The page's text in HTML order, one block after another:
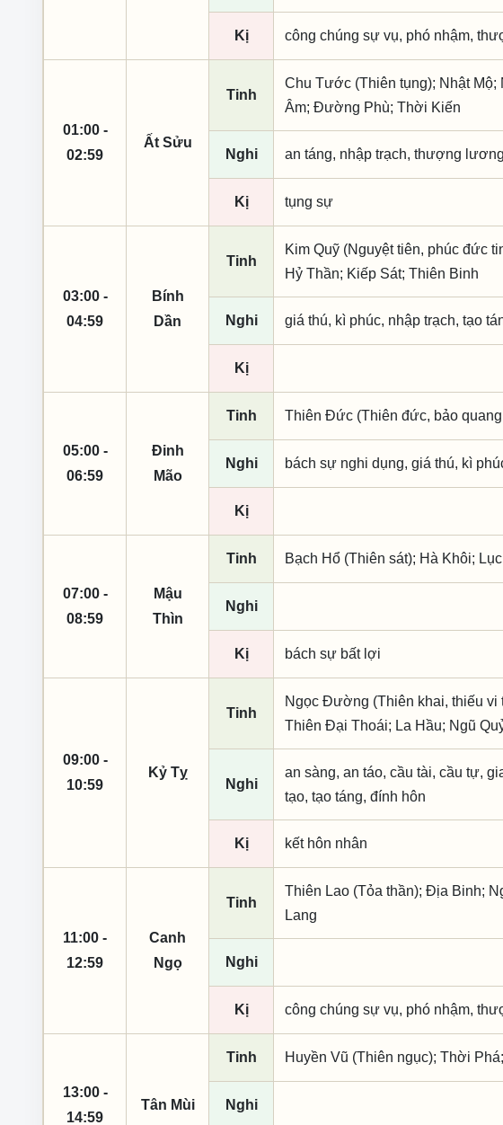
Kị công chúng sự vụ, phó nhậm,
01:00 -
02:59
Ất Sửu
Tinh
Chu Tước (Thiên tụng); Nhật Mộ;
Âm; Đường Phù; Thời Kiến
Nghi an táng, nhập trạch, thượng
Kị tụng sự
03:00 -
04:59
Bính
Dần
Tinh
Kim Quỹ (Nguyệt tiên, phúc đức
Hỷ Thần; Kiếp Sát; Thiên Binh
Nghi giá thú, kì phúc, nhập trạch, tạo
Kị
05:00 -
06:59
Đinh
Mão
Tinh Thiên Đức (Thiên đức, bảo
Nghi bách sự nghi dụng, giá thú, kì
Kị
07:00 -
08:59
Mậu
Thìn
Tinh Bạch Hổ (Thiên sát); Hà Khôi;
Nghi
Kị bách sự bất lợi
09:00 -
10:59
Kỷ Tỵ
Tinh
Ngọc Đường (Thiên khai, thiếu
Thiên Đại Thoái; La Hầu; Ngũ
Nghi
an sàng, an táo, cầu tài, cầu tự,
tạo, tạo táng, đính hôn
Kị kết hôn nhân
11:00 -
12:59
Canh
Ngọ
Tinh
Thiên Lao (Tỏa thần); Địa Binh;
Lang
Nghi
Kị công chúng sự vụ, phó nhậm,
13:00 -
14:59
Tân Mùi
Tinh Huyền Vũ (Thiên ngục); Thời
Nghi